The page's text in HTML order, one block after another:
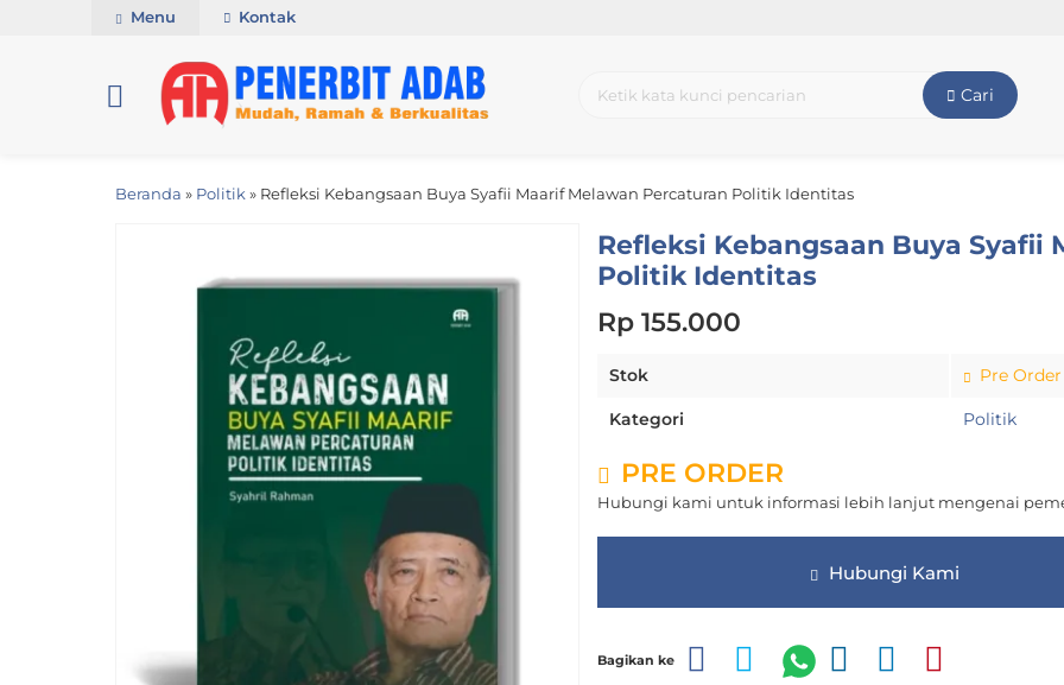
Menu Kontak
Cari
Beranda » Politik » Refleksi Kebangsaan Buya Syafii Maarif Melawan Percaturan Politik Identitas
Refleksi Kebangsaan Buya Syafii
Politik Identitas
Rp 155.000
Stok Pre Order
Kategori Politik
PRE ORDER
Hubungi kami untuk informasi lebih lanjut mengenai
Hubungi Kami
Bagikan ke